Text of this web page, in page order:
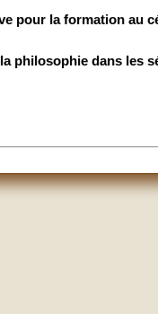
pour la formation au
philosophie dans les